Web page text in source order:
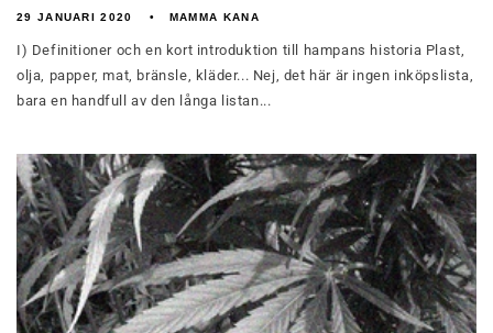
29 JANUARI 2020 MAMMA KANA
I) Definitioner och en kort introduktion till hampans historia Plast,
olja, papper, mat, bränsle, kläder... Nej, det här är ingen inköpslista,
bara en handfull av den långa listan...